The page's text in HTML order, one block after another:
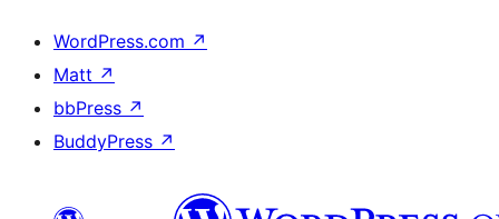
WordPress.com ↗
Matt ↗
bbPress ↗
BuddyPress ↗